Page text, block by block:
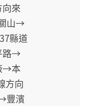
來
山→
縣道
路→
→本
方向
豐濱